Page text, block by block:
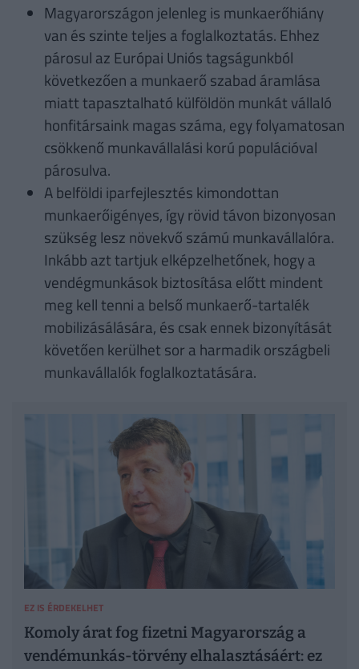
Magyarországon jelenleg is munkaerőhiány
van és szinte teljes a foglalkoztatás. Ehhez
párosul az Európai Uniós tagságunkból
következően a munkaerő szabad áramlása
miatt tapasztalható külföldön munkát vállaló
honfitársaink magas száma, egy folyamatosan
csökkenő munkavállalási korú populációval
párosulva.
A belföldi iparfejlesztés kimondottan
munkaerőigényes, így rövid távon bizonyosan
szükség lesz növekvő számú munkavállalóra.
Inkább azt tartjuk elképzelhetőnek, hogy a
vendégmunkások biztosítása előtt mindent
meg kell tenni a belső munkaerő-tartalék
mobilizásálására, és csak ennek bizonyítását
követően kerülhet sor a harmadik országbeli
munkavállalók foglalkoztatására.
EZ IS ÉRDEKELHET
Komoly árat fog fizetni Magyarország a
vendémunkás-törvény elhalasztásáért: ez